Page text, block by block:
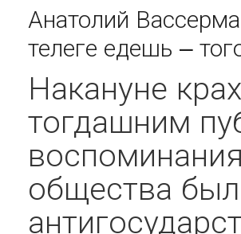
Анатолий
телеге едешь –
Накануне
тогдашним
общества